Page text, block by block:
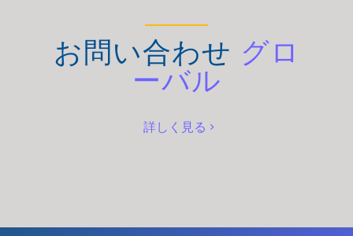
お問い合わせ グロ
ーバル
詳しく見る